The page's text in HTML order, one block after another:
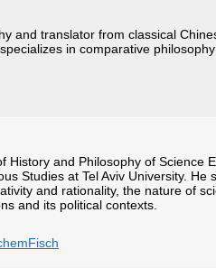
and translator from classical
in comparative
History and Philosophy of Science
Studies at Tel Aviv University. He
and rationality, the nature of
and its political contexts.